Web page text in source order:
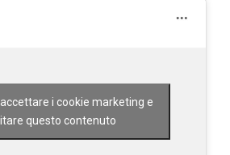
i cookie marketing e
questo contenuto